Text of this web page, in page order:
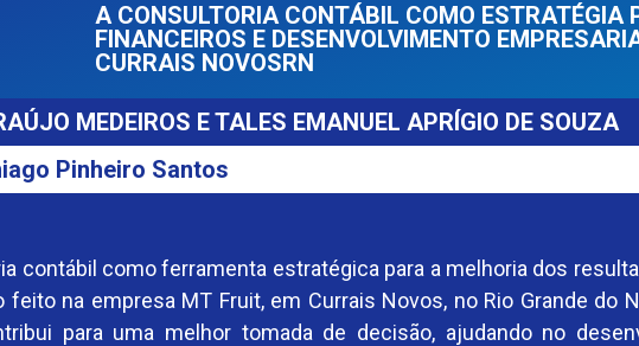
A CONSULTORIA CONTÁBIL COMO ESTRATÉGIA
FINANCEIROS E DESENVOLVIMENTO
CURRAIS NOVOSRN
MEDEIROS E TALES EMANUEL APRÍGIO DE SOUZA
Pinheiro Santos
contábil como ferramenta estratégica para a melhoria dos
na empresa MT Fruit, em Currais Novos, no Rio Grande do
para uma melhor tomada de decisão, ajudando no